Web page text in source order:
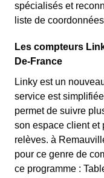
spécialisés et
liste de
Les compteurs
De-France
Linky est un
service est
permet de suivre
son espace client et
relèves. à
pour ce genre de
ce programme :